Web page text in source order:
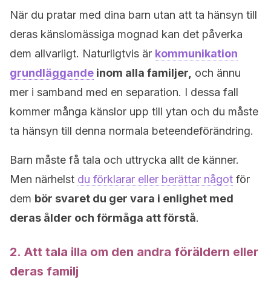
När du pratar med dina barn utan att ta hänsyn till
deras känslomässiga mognad kan det påverka
dem allvarligt. Naturligtvis är kommunikation
grundläggande inom alla familjer, och ännu
mer i samband med en separation. I dessa fall
kommer många känslor upp till ytan och du måste
ta hänsyn till denna normala beteendeförändring.
Barn måste få tala och uttrycka allt de känner.
Men närhelst du förklarar eller berättar något för
dem bör svaret du ger vara i enlighet med
deras ålder och förmåga att förstå.
2. Att tala illa om den andra föräldern eller
deras familj